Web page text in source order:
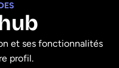
et ses fonctionnalités
profil.